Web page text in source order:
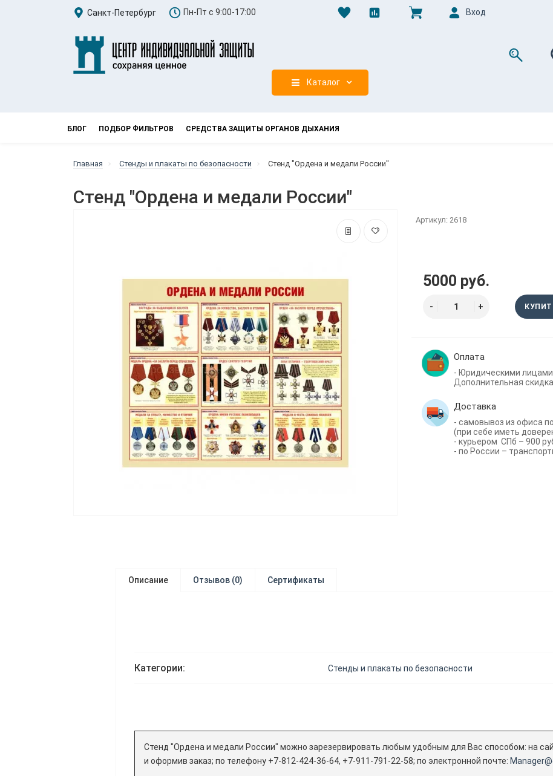
Санкт-Петербург Пн-Пт с 9:00-17:00 Вход
Каталог
БЛОГ ПОДБОР ФИЛЬТРОВ СРЕДСТВА ЗАЩИТЫ ОРГАНОВ ДЫХАНИЯ
Главная Стенды и плакаты по безопасности Стенд "Ордена и медали России"
Стенд "Ордена и медали России"
Артикул: 2618
5000 руб.
Оплата
- Юридическими
Дополнительная
Доставка
- самовывоз из офиса
(при себе иметь
- курьером СПб – 900
- по России –
Описание Отзывов (0) Сертификаты
Категории: Стенды и плакаты по безопасности
Стенд "Ордена и медали России" можно зарезервировать любым удобным для Вас способом: на
и оформив заказ; по телефону +7-812-424-36-64, +7-911-791-22-58; по электронной почте: